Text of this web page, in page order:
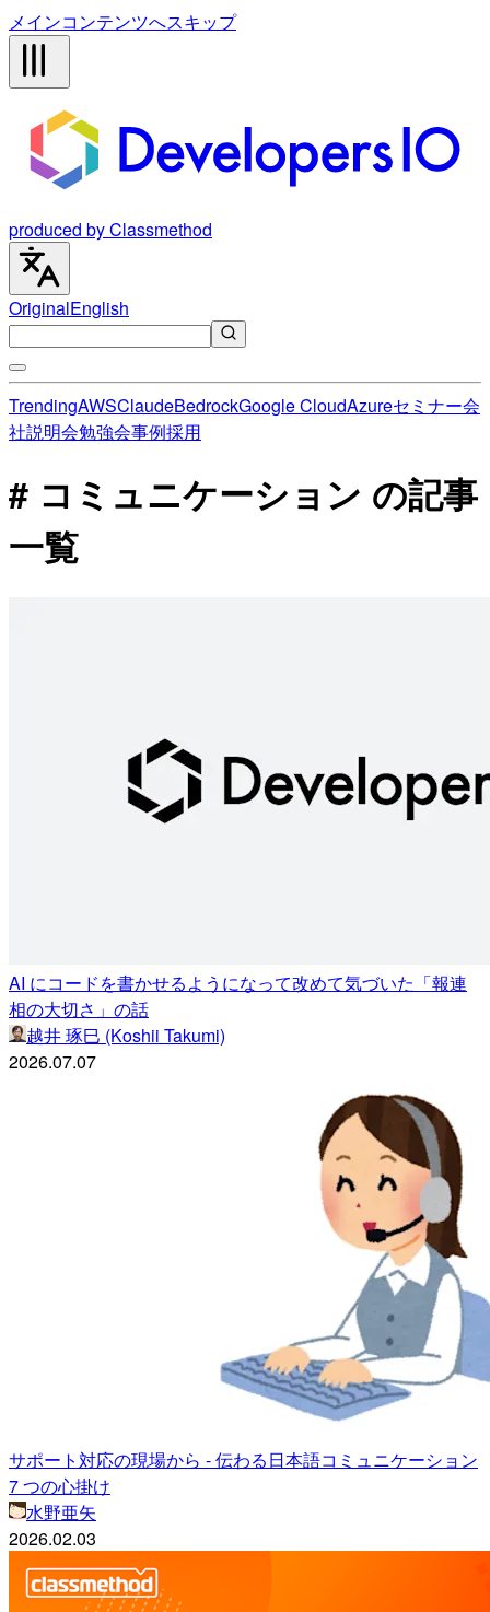
メインコンテンツへスキップ
produced by Classmethod
OriginalEnglish
TrendingAWSClaudeBedrockGoogle CloudAzureセミナー会
社説明会勉強会事例採用
# コミュニケーション の記事
一覧
AI にコードを書かせるようになって改めて気づいた「報連
相の大切さ」の話
越井 琢巳 (Koshii Takumi)
2026.07.07
サポート対応の現場から - 伝わる日本語コミュニケーション
7 つの心掛け
水野亜矢
2026.02.03